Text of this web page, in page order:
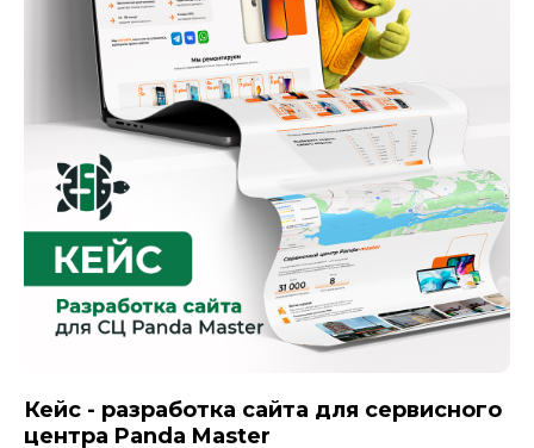
Кейс - разработка сайта для сервисного
центра Panda Master